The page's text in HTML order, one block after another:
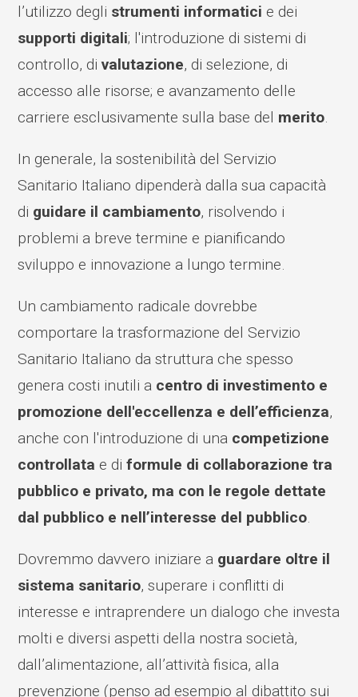
l’utilizzo degli strumenti informatici e dei
supporti digitali; l'introduzione di sistemi di
controllo, divalutazione, di selezione, di
accesso alle risorse; e avanzamento delle
carriere esclusivamente sulla base del merito.
In generale, la sostenibilità del Servizio
Sanitario Italiano dipenderà dalla sua capacità
di guidare il cambiamento, risolvendo i
problemi a breve termine e pianificando
sviluppo e innovazione a lungo termine.
Un cambiamento radicale dovrebbe
comportare la trasformazione del Servizio
Sanitario Italiano da struttura che spesso
genera costi inutili a centro di investimento e
promozione dell'eccellenza e dell’efficienza,
anche con l'introduzione di una competizione
controllata e diformule di collaborazione tra
pubblico e privato, ma con le regole dettate
dal pubblico e nell’interesse del pubblico.
Dovremmo davvero iniziare a guardare oltre il
sistema sanitario, superare i conflitti di
interesse e intraprendere un dialogo che investa
molti e diversi aspetti della nostra società,
dall’alimentazione, all’attività fisica, alla
prevenzione (penso ad esempio al dibattito sui